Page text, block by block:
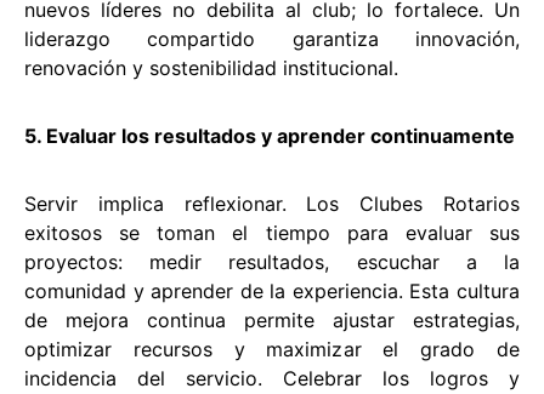
nuevos líderes no debilita al club; lo fortalece. Un
liderazgo compartido garantiza innovación,
renovación y sostenibilidad institucional.
5. Evaluar los resultados y aprender continuamente
Servir implica reflexionar. Los Clubes Rotarios
exitosos se toman el tiempo para evaluar sus
proyectos: medir resultados, escuchar a la
comunidad y aprender de la experiencia. Esta cultura
de mejora continua permite ajustar estrategias,
optimizar recursos y maximizar el grado de
incidencia del servicio. Celebrar los logros y